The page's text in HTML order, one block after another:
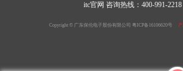
itc官网 咨询热线：400-991-2218
Copyright © 广东保伦电子股份有限公司 粤ICP备16106620号